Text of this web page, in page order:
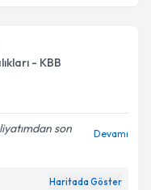
- KBB
son
Devamı
Haritada Göster